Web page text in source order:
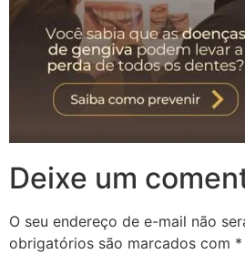
Deixe um
O seu endereço de e-mail não
obrigatórios são marcados com *